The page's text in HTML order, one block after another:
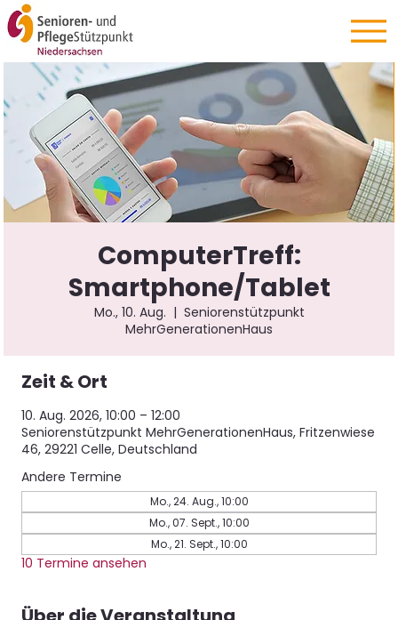
ComputerTreff:
Smartphone/Tablet
Mo., 10. Aug.
  |
Seniorenstützpunkt
MehrGenerationenHaus
Zeit & Ort
10. Aug. 2026, 10:00 – 12:00
Seniorenstützpunkt MehrGenerationenHaus, Fritzenwiese
46, 29221 Celle, Deutschland
Andere Termine
Mo., 24. Aug., 10:00
Mo., 07. Sept., 10:00
Mo., 21. Sept., 10:00
10 Termine ansehen